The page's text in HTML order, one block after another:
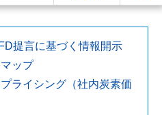
提言に基づく情報開示
ップ
ライシング（社内炭素価